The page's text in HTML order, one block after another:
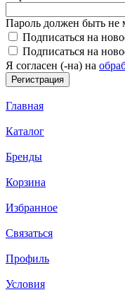
Пароль должен быть не
Подписаться на
Подписаться на
Я согласен (-на) на
Главная
Каталог
Бренды
Корзина
Избранное
Связаться
Профиль
Условия